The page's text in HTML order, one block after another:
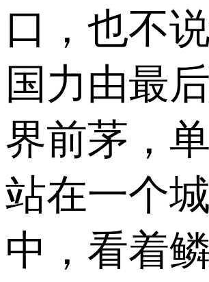
口，也不
国力由最
界前茅，
站在一个
中，看着